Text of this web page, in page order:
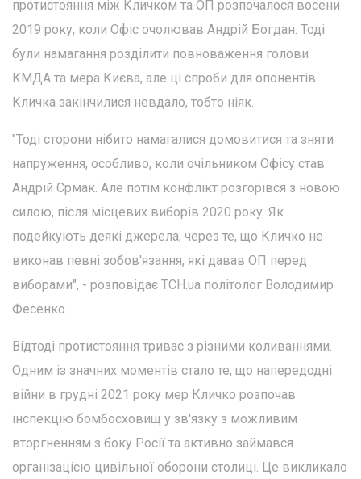
протистояння між Кличком та ОП розпочалося восени
2019 року, коли Офіс очолював Андрій Богдан. Тоді
були намагання розділити повноваження голови
КМДА та мера Києва, але ці спроби для опонентів
Кличка закінчилися невдало, тобто ніяк.
"Тоді сторони нібито намагалися домовитися та зняти
напруження, особливо, коли очільником Офісу став
Андрій Єрмак. Але потім конфлікт розгорівся з новою
силою, після місцевих виборів 2020 року. Як
подейкують деякі джерела, через те, що Кличко не
виконав певні зобов'язання, які давав ОП перед
виборами", - розповідає ТСН.ua політолог Володимир
Фесенко.
Відтоді протистояння триває з різними коливаннями.
Одним із значних моментів стало те, що напередодні
війни в грудні 2021 року мер Кличко розпочав
інспекцію бомбосховищ у зв'язку з можливим
вторгненням з боку Росії та активно займався
організацією цивільної оборони столиці. Це викликало